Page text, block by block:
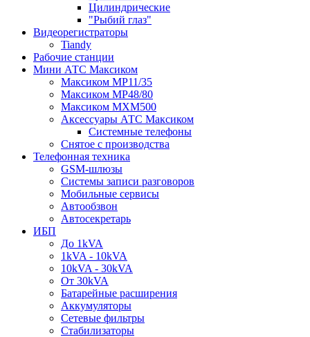
Цилиндрические
"Рыбий глаз"
Видеорегистраторы
Tiandy
Рабочие станции
Мини АТС Максиком
Максиком MP11/35
Максиком MP48/80
Максиком MXM500
Аксессуары АТС Максиком
Системные телефоны
Снятое с производства
Телефонная техника
GSM-шлюзы
Системы записи разговоров
Мобильные сервисы
Автообзвон
Автосекретарь
ИБП
До 1kVA
1kVA - 10kVA
10kVA - 30kVA
От 30kVA
Батарейные расширения
Аккумуляторы
Сетевые фильтры
Стабилизаторы